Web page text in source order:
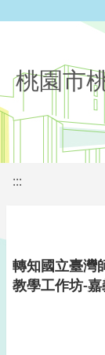
桃園市
:::
轉知國立臺灣
教學工作坊-嘉